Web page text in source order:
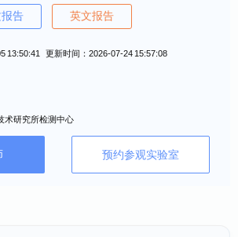
告 英文报告
13:50:41 更新时间：2026-07-24 15:57:08
术研究所检测中心
预约参观实验室